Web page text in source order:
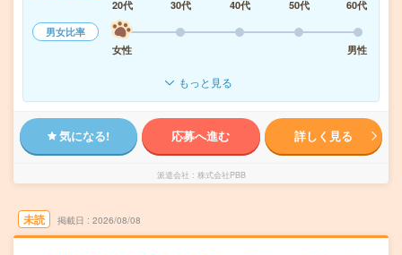
20代
30代 40代 50代
60代
男女比率
女性
男性
もっと見る
気になる! 応募へ進む 詳しく見る
派遣会社 株式会社PBB
未読 掲載日 2026/08/08